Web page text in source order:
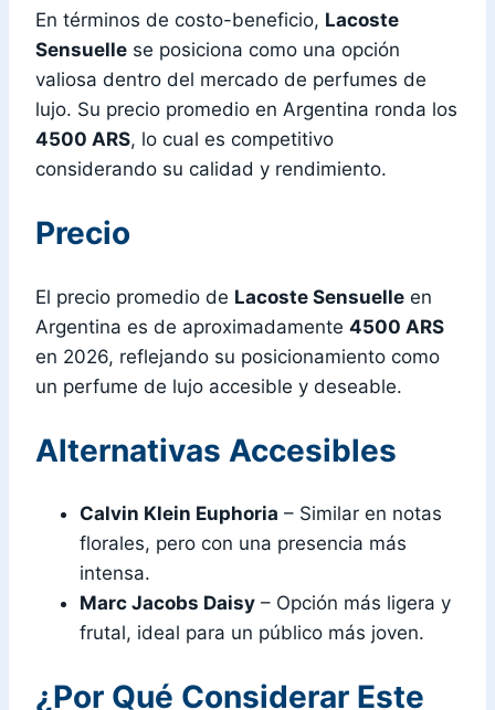
En términos de costo-beneficio, Lacoste
Sensuelle se posiciona como una opción
valiosa dentro del mercado de perfumes de
lujo. Su precio promedio en Argentina ronda los
4500 ARS, lo cual es competitivo
considerando su calidad y rendimiento.
Precio
El precio promedio de Lacoste Sensuelle en
Argentina es de aproximadamente 4500 ARS
en 2026, reflejando su posicionamiento como
un perfume de lujo accesible y deseable.
Alternativas Accesibles
Calvin Klein Euphoria – Similar en notas
florales, pero con una presencia más
intensa.
Marc Jacobs Daisy – Opción más ligera y
frutal, ideal para un público más joven.
¿Por Qué Considerar Este